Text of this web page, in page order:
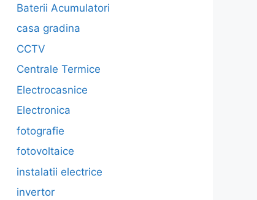
Baterii Acumulatori
casa gradina
CCTV
Centrale Termice
Electrocasnice
Electronica
fotografie
fotovoltaice
instalatii electrice
invertor